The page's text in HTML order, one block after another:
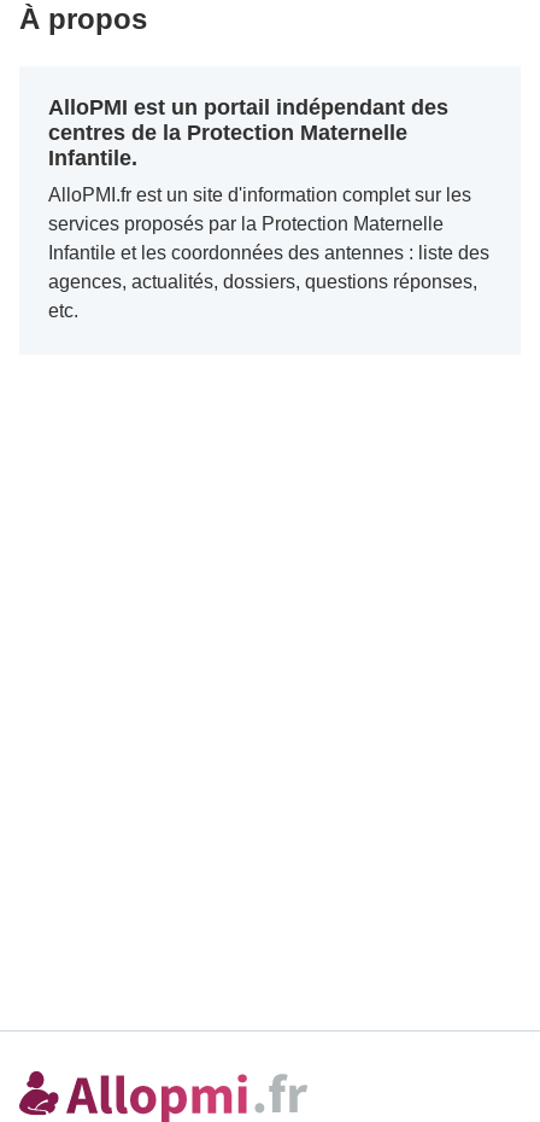
À propos
AlloPMI est un portail indépendant des
centres de la Protection Maternelle
Infantile.
AlloPMI.fr est un site d'information complet sur les
services proposés par la Protection Maternelle
Infantile et les coordonnées des antennes : liste des
agences, actualités, dossiers, questions réponses,
etc.